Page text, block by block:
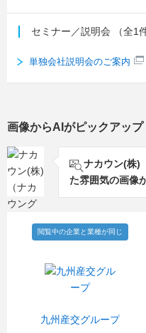
セミナー／説明会 （全1
単独会社説明会のご案内
画像からAIがピックアップ
ナカウン(株)
た雰囲気の画像
九州産交グループ
閲覧中の企業と業種が同じ